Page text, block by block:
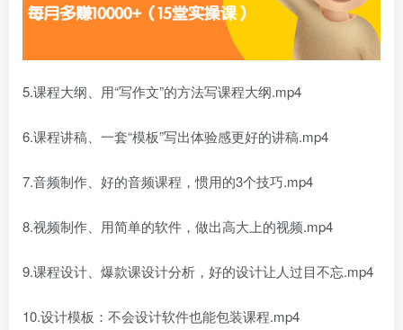
5.课程大纲、用“写作文”的方法写课程大纲.mp4
6.课程讲稿、一套“模板”写出体验感更好的讲稿.mp4
7.音频制作、好的音频课程，惯用的3个技巧.mp4
8.视频制作、用简单的软件，做出高大上的视频.mp4
9.课程设计、爆款课设计分析，好的设计让人过目不忘.mp4
10.设计模板：不会设计软件也能包装课程.mp4